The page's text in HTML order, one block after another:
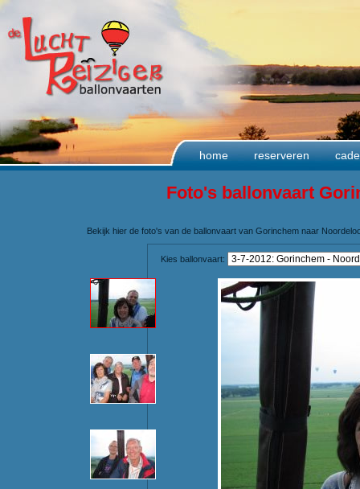
home reserveren
Foto's ballonvaart
Bekijk hier de foto's van de ballonvaart van Gorinchem naar
Kies ballonvaart: